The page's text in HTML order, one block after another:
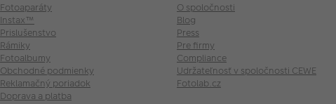
Fotoaparáty
Instax™
Prislušenstvo
Rámiky
Fotoalbumy
Obchodné podmienky
Reklamačný poriadok
Doprava a platba
O spoločnosti
Blog
Press
Pre firmy
Compliance
Udržateľnosť v spoločnosti CEWE
Fotolab.cz